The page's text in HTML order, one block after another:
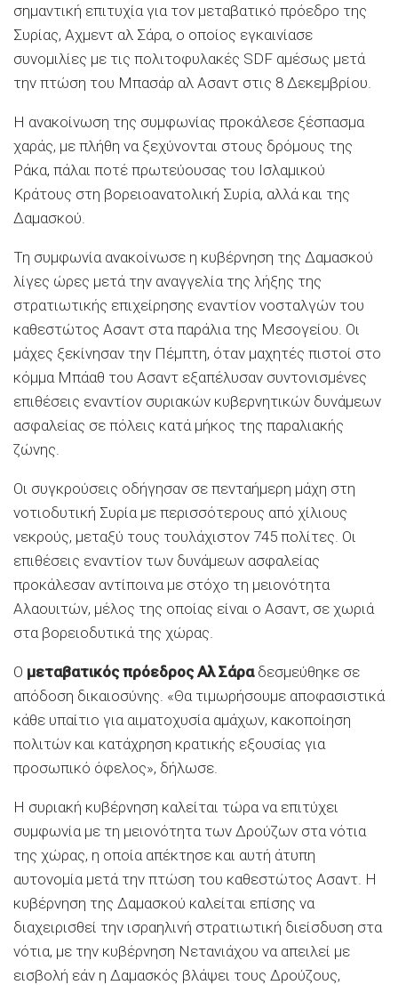
σημαντική επιτυχία για τον μεταβατικό πρόεδρο της
Συρίας, Αχμεντ αλ Σάρα, ο οποίος εγκαινίασε
συνομιλίες με τις πολιτοφυλακές SDF αμέσως μετά
την πτώση του Μπασάρ αλ Ασαντ στις 8 ∆εκεμβρίου.
Η ανακοίνωση της συμφωνίας προκάλεσε ξέσπασμα
χαράς, με πλήθη να ξεχύνονται στους δρόμους της
Ράκα, πάλαι ποτέ πρωτεύουσας του Ισλαμικού
Κράτους στη βορειοανατολική Συρία, αλλά και της
∆αμασκού.
Τη συμφωνία ανακοίνωσε η κυβέρνηση της ∆αμασκού
λίγες ώρες μετά την αναγγελία της λήξης της
στρατιωτικής επιχείρησης εναντίον νοσταλγών του
καθεστώτος Ασαντ στα παράλια της Μεσογείου. Οι
μάχες ξεκίνησαν την Πέμπτη, όταν μαχητές πιστοί στο
κόμμα Μπάαθ του Ασαντ εξαπέλυσαν συντονισμένες
επιθέσεις εναντίον συριακών κυβερνητικών δυνάμεων
ασφαλείας σε πόλεις κατά μήκος της παραλιακής
ζώνης.
Οι συγκρούσεις οδήγησαν σε πενταήμερη μάχη στη
νοτιοδυτική Συρία με περισσότερους από χίλιους
νεκρούς, μεταξύ τους τουλάχιστον 745 πολίτες. Οι
επιθέσεις εναντίον των δυνάμεων ασφαλείας
προκάλεσαν αντίποινα με στόχο τη μειονότητα
Αλαουιτών, μέλος της οποίας είναι ο Ασαντ, σε χωριά
στα βορειοδυτικά της χώρας.
Ο μεταβατικός πρόεδρος Αλ Σάρα δεσμεύθηκε σε
απόδοση δικαιοσύνης. «Θα τιμωρήσουμε αποφασιστικά
κάθε υπαίτιο για αιματοχυσία αμάχων, κακοποίηση
πολιτών και κατάχρηση κρατικής εξουσίας για
προσωπικό όφελος», δήλωσε.
Η συριακή κυβέρνηση καλείται τώρα να επιτύχει
συμφωνία με τη μειονότητα των ∆ρούζων στα νότια
της χώρας, η οποία απέκτησε και αυτή άτυπη
αυτονομία μετά την πτώση του καθεστώτος Ασαντ. Η
κυβέρνηση της ∆αμασκού καλείται επίσης να
διαχειρισθεί την ισραηλινή στρατιωτική διείσδυση στα
νότια, με την κυβέρνηση Νετανιάχου να απειλεί με
εισβολή εάν η ∆αμασκός βλάψει τους ∆ρούζους,